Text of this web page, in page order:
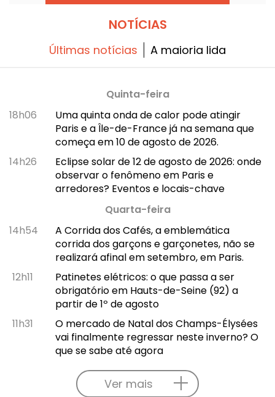
NOTÍCIAS
Últimas notícias A maioria lida
Quinta-feira
18h06
Uma quinta onda de calor pode atingir
Paris e a Île-de-France já na semana que
começa em 10 de agosto de 2026.
14h26
Eclipse solar de 12 de agosto de 2026: onde
observar o fenômeno em Paris e
arredores? Eventos e locais-chave
Quarta-feira
14h54
A Corrida dos Cafés, a emblemática
corrida dos garçons e garçonetes, não se
realizará afinal em setembro, em Paris.
12h11
Patinetes elétricos: o que passa a ser
obrigatório em Hauts-de-Seine (92) a
partir de 1º de agosto
11h31
O mercado de Natal dos Champs-Élysées
vai finalmente regressar neste inverno? O
que se sabe até agora
Ver mais